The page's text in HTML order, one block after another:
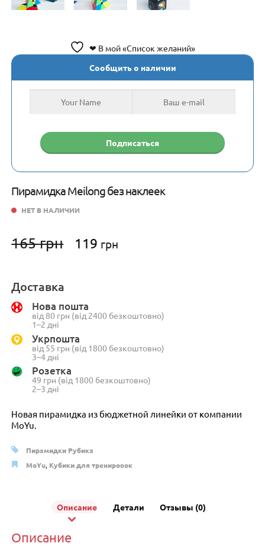
❤ В мой «Список желаний»
Пирамидка Meilong без наклеек
165грн
Первоначальная
цена
119 грн
Новая пирамидка из бюджетной линейки от компании
MoYu.
НЕТ В НАЛИЧИИ
Сообщить о наличии
Доставка
Нова пошта
від 80 грн (від 2400 безкоштовно)
1–2 дні
Укрпошта
від 55 грн (від 1800 безкоштовно)
3–4 дні
Розетка
49 грн (від 1800 безкоштовно)
2–3 дні
Пирамидки Рубика
MoYu, Кубики для тренировок
Описание Детали Отзывы (0)
Описание